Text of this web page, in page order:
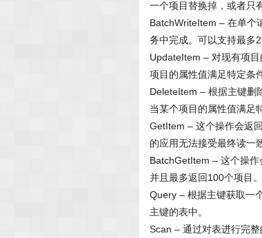
一个项目替换掉，或者只
BatchWriteItem – 在单个
务中完成。可以支持最多
UpdateItem – 对现有项
项目的属性值满足特定条
DeleteItem – 根据主键删
当某个项目的属性值满足
GetItem – 这个操作会返
的应用无法接受最终读一
BatchGetItem – 这个操
并且最多返回100个项目。
Query – 根据主键获取一
主键的表中。
Scan – 通过对表进行完